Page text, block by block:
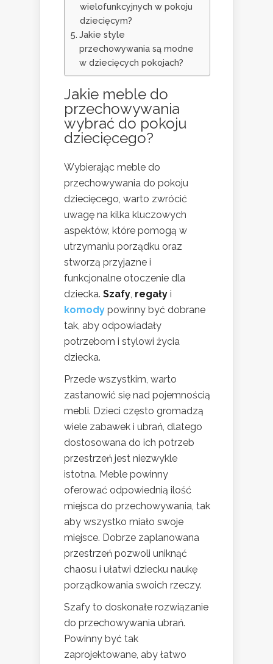
wielofunkcyjnych w pokoju
dziecięcym?
Jakie style
przechowywania są modne
w dziecięcych pokojach?
Jakie meble do
przechowywania
wybrać do pokoju
dziecięcego?
Wybierając meble do
przechowywania do pokoju
dziecięcego, warto zwrócić
uwagę na kilka kluczowych
aspektów, które pomogą w
utrzymaniu porządku oraz
stworzą przyjazne i
funkcjonalne otoczenie dla
dziecka. Szafy, regały i
komody powinny być dobrane
tak, aby odpowiadały
potrzebom i stylowi życia
dziecka.
Przede wszystkim, warto
zastanowić się nad pojemnością
mebli. Dzieci często gromadzą
wiele zabawek i ubrań, dlatego
dostosowana do ich potrzeb
przestrzeń jest niezwykle
istotna. Meble powinny
oferować odpowiednią ilość
miejsca do przechowywania, tak
aby wszystko miało swoje
miejsce. Dobrze zaplanowana
przestrzeń pozwoli uniknąć
chaosu i ułatwi dziecku naukę
porządkowania swoich rzeczy.
Szafy to doskonałe rozwiązanie
do przechowywania ubrań.
Powinny być tak
zaprojektowane, aby łatwo